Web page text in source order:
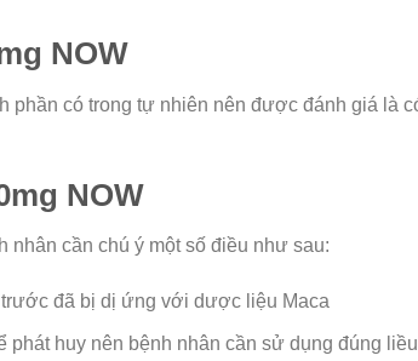
NOW
phần có trong tự nhiên nên được đánh giá là
NOW
nhân cần chú ý một số điều như sau:
đã bị dị ứng với dược liệu Maca
phát huy nên bệnh nhân cần sử dụng đúng